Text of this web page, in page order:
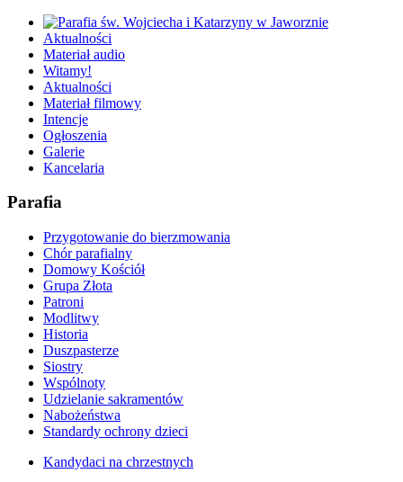
Aktualności
Materiał audio
Witamy!
Aktualności
Materiał filmowy
Intencje
Ogłoszenia
Galerie
Kancelaria
Parafia
Przygotowanie do bierzmowania
Chór parafialny
Domowy Kościół
Grupa Złota
Patroni
Modlitwy
Historia
Duszpasterze
Siostry
Wspólnoty
Udzielanie sakramentów
Nabożeństwa
Standardy ochrony dzieci
Kandydaci na chrzestnych